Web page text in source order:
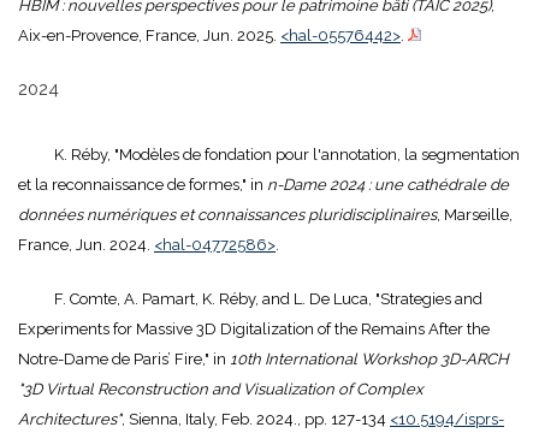
HBIM : nouvelles perspectives pour le patrimoine bâti (TAIC 2025),
Aix-en-Provence, France, Jun. 2025. <hal-05576442>.
2024
K. Réby, "Modèles de fondation pour l'annotation, la segmentation
et la reconnaissance de formes," in n-Dame 2024 : une cathédrale de
données numériques et connaissances pluridisciplinaires, Marseille,
France, Jun. 2024. <hal-04772586>.
F. Comte, A. Pamart, K. Réby, and L. De Luca, "Strategies and
Experiments for Massive 3D Digitalization of the Remains After the
Notre-Dame de Paris’ Fire," in 10th International Workshop 3D-ARCH
"3D Virtual Reconstruction and Visualization of Complex
Architectures", Sienna, Italy, Feb. 2024., pp. 127-134 <10.5194/isprs-